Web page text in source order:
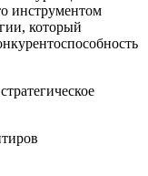
инструментом
который